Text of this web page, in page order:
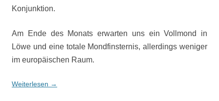
Konjunktion.
Am Ende des Monats erwarten uns ein Vollmond in
Löwe und eine totale Mondfinsternis, allerdings weniger
im europäischen Raum.
Weiterlesen →